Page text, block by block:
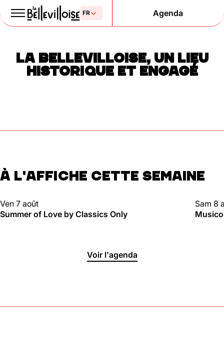
Le Paris
de la liberté
Agenda
Lun, Mar, Mer : Fermé
LA BELLEVILLOISE, UN LIEU
HISTORIQUE ET ENGAGÉ
À L'AFFICHE CETTE SEMAINE
CLUBBING
Ven 7 août
Summer of Love by Classics Only
Sam 8
Voir l'agenda